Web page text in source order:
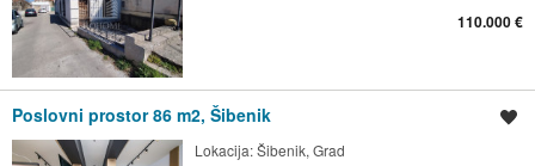
110.000 €
Poslovni prostor 86 m2, Šibenik
Lokacija:Šibenik, Grad